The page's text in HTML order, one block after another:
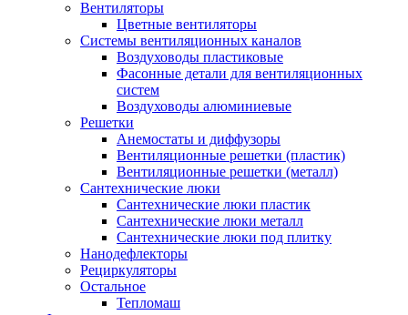
Вентиляторы
Цветные вентиляторы
Системы вентиляционных каналов
Воздуховоды пластиковые
Фасонные детали для вентиляционных
систем
Воздуховоды алюминиевые
Решетки
Анемостаты и диффузоры
Вентиляционные решетки (пластик)
Вентиляционные решетки (металл)
Сантехнические люки
Сантехнические люки пластик
Сантехнические люки металл
Сантехнические люки под плитку
Нанодефлекторы
Рециркуляторы
Остальное
Тепломаш